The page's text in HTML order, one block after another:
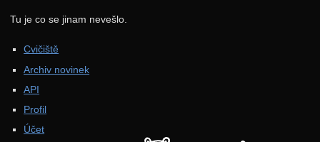
Tu je co se jinam nevešlo.
Cvičiště
Archiv novinek
API
Profil
Účet
Archiv novinek
Profil
Účet